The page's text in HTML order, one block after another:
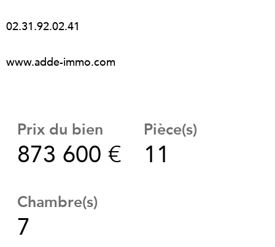
02.31.92.02.41
www.adde-immo.com
Prix du bien
873 600 €
Pièce(s)
11
Chambre(s)
7